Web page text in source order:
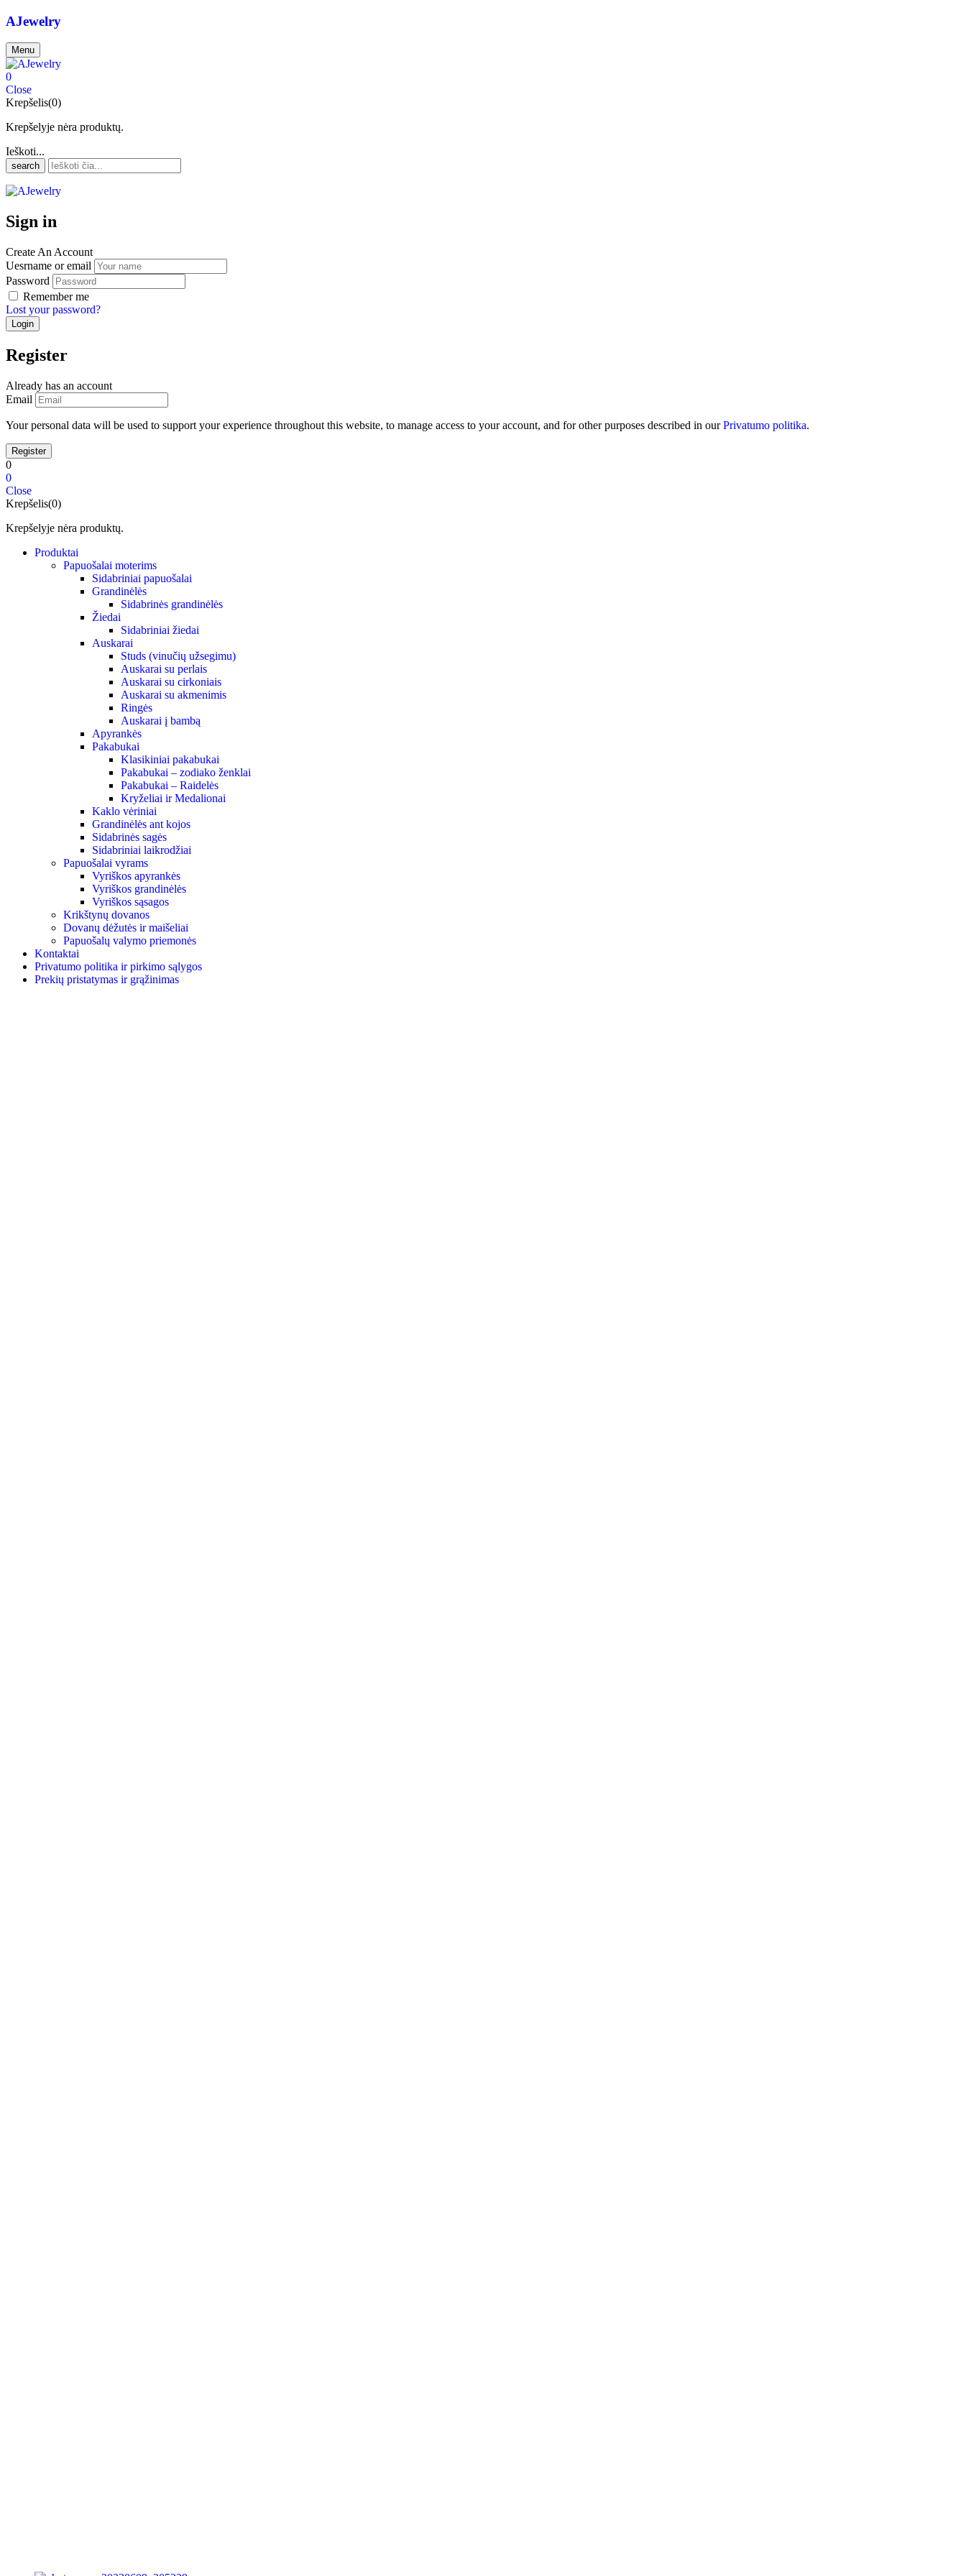
AJewelry
Menu
0
Close
Krepšelis(0)
Krepšelyje nėra produktų.
Ieškoti...
search
Sign in
Create An Account
Uesrname or email
Password
Remember me
Lost your password?
Register
Already has an account
Email
Your personal data will be used to support your experience throughout this website, to manage access to your account, and for other purposes described in ourPrivatumo politika.
0
0
Close
Krepšelis(0)
Krepšelyje nėra produktų.
Produktai
Papuošalai moterims
Sidabriniai papuošalai
Grandinėlės
Sidabrinės grandinėlės
Žiedai
Sidabriniai žiedai
Auskarai
Studs (vinučių užsegimu)
Auskarai su perlais
Auskarai su cirkoniais
Auskarai su akmenimis
Ringės
Auskarai į bambą
Apyrankės
Pakabukai
Klasikiniai pakabukai
Pakabukai – zodiako ženklai
Pakabukai – Raidelės
Kryželiai ir Medalionai
Kaklo vėriniai
Grandinėlės ant kojos
Sidabrinės sagės
Sidabriniai laikrodžiai
Papuošalai vyrams
Vyriškos apyrankės
Vyriškos grandinėlės
Vyriškos sąsagos
Krikštynų dovanos
Dovanų dėžutės ir maišeliai
Papuošalų valymo priemonės
Kontaktai
Privatumo politika ir pirkimo sąlygos
Prekių pristatymas ir grąžinimas